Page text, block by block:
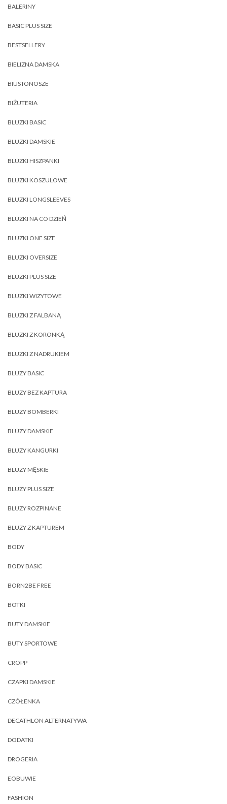
BALERINY
BASIC PLUS SIZE
BESTSELLERY
BIELIZNA DAMSKA
BIUSTONOSZE
BIŻUTERIA
BLUZKI BASIC
BLUZKI DAMSKIE
BLUZKI HISZPANKI
BLUZKI KOSZULOWE
BLUZKI LONGSLEEVES
BLUZKI NA CO DZIEŃ
BLUZKI ONE SIZE
BLUZKI OVERSIZE
BLUZKI PLUS SIZE
BLUZKI WIZYTOWE
BLUZKI Z FALBANĄ
BLUZKI Z KORONKĄ
BLUZKI Z NADRUKIEM
BLUZY BASIC
BLUZY BEZ KAPTURA
BLUZY BOMBERKI
BLUZY DAMSKIE
BLUZY KANGURKI
BLUZY MĘSKIE
BLUZY PLUS SIZE
BLUZY ROZPINANE
BLUZY Z KAPTUREM
BODY
BODY BASIC
BORN2BE FREE
BOTKI
BUTY DAMSKIE
BUTY SPORTOWE
CROPP
CZAPKI DAMSKIE
CZÓŁENKA
DECATHLON ALTERNATYWA
DODATKI
DROGERIA
EOBUWIE
FASHION